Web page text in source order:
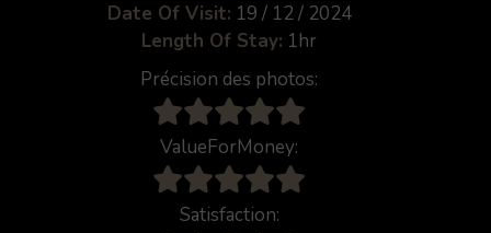
Date Of Visit: 19 / 12 / 2024
Length Of Stay: 1hr
Précision des photos:
ValueForMoney:
Satisfaction: